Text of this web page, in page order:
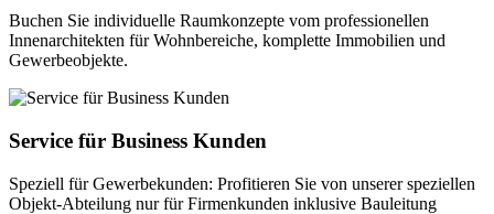
Buchen Sie individuelle Raumkonzepte vom professionellen
Innenarchitekten für Wohnbereiche, komplette Immobilien und
Gewerbeobjekte.
Service für Business Kunden
Speziell für Gewerbekunden: Profitieren Sie von unserer speziellen
Objekt-Abteilung nur für Firmenkunden inklusive Bauleitung